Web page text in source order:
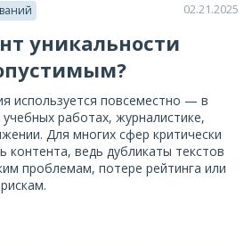
02.21.2025
уникальности
используется повсеместно — в
работах, журналистике,
Для многих сфер критически
контента, ведь дубликаты текстов
проблемам, потере рейтинга или